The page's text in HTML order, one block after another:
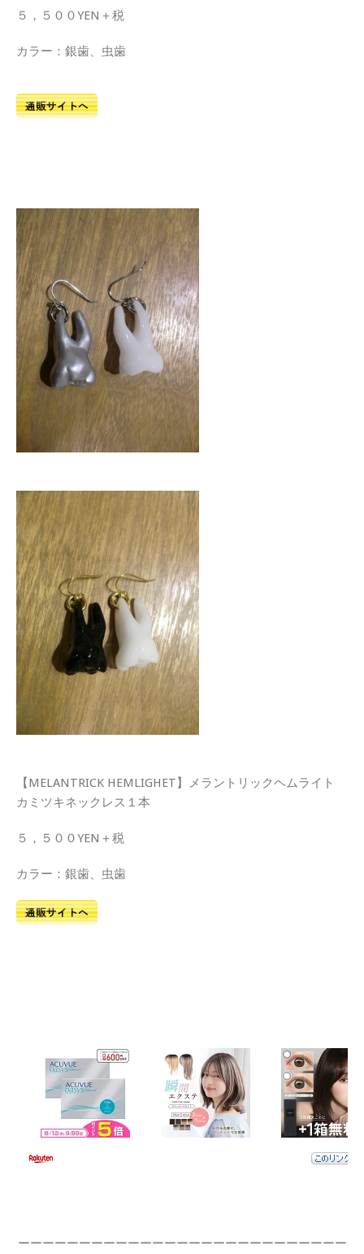
５，５００YEN＋税
カラー：銀歯、虫歯
【MELANTRICK HEMLIGHET】メラントリックヘムライト
カミツキネックレス１本
５，５００YEN＋税
カラー：銀歯、虫歯
ーーーーーーーーーーーーーーーーーーーーーーーーーーー